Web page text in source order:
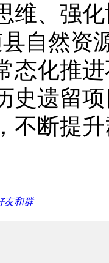
维、强
自然资
态化推
史遗留
不断提
友和群